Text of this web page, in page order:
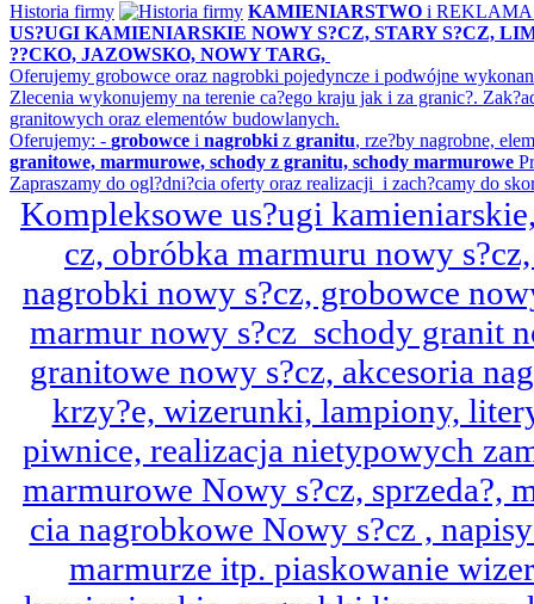
Historia firmy KAMIENIARSTWO i
US?UGI KAMIENIARSKIE NOWY S?CZ, STARY S?CZ,
??CKO, JAZOWSKO, NOWY TARG,
Oferujemy grobowce oraz nagrobki pojedyncze i podwójne
Zlecenia wykonujemy na terenie ca?ego kraju jak i za granic?.
granitowych oraz elementów budowlanych.
Oferujemy: - grobowce i nagrobki z granitu, rze?by nagrobne,
granitowe, marmurowe, schody z granitu, schody marmurowe
Zapraszamy do ogl?dni?cia oferty oraz realizacji i zach?camy do
Kompleksowe us?ugi
cz, obróbka marmuru nowy
nagrobki nowy s?cz, grobowce
marmur nowy s?cz schody granit
granitowe nowy s?cz, akcesoria
krzy?e, wizerunki, lampiony,
piwnice, realizacja nietypowych
marmurowe Nowy s?cz, sprzeda?,
cia nagrobkowe Nowy s?cz ,
marmurze itp. piaskowanie